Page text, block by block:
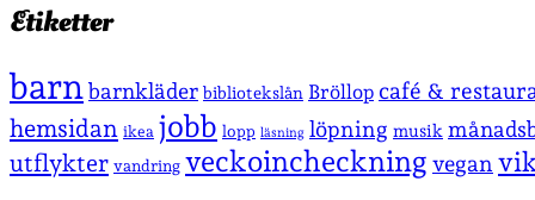
Etiketter
barnbarnkläder bibliotekslån Bröllop café &
hemsidan ikea jobb lopp läsning löpning musik
utflykter vandring veckoincheckning vegan